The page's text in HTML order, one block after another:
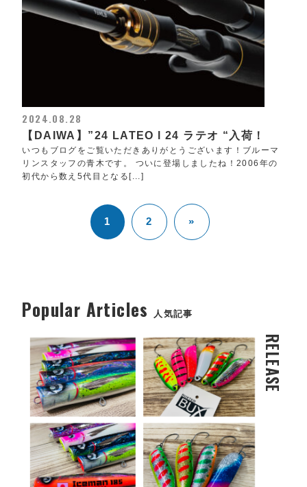
2024.08.28
【DAIWA】”24 LATEO l 24 ラテオ “入荷！
いつもブログをご覧いただきありがとうございます！ブルーマ
リンスタッフの青木です。 ついに登場しましたね！2006年の
初代から数え5代目となる[...]
1 2 »
Popular Articles 人気記事
RELEASE